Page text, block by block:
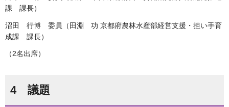
課 課長）
沼田 行博 委員（田淵 功 京都府農林水産部経営支援・担い手育
成課 課長）
（2名出席）
4 議題